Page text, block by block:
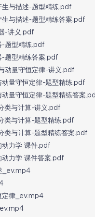
生与描述-题型精练.pdf
生与描述-题型精练答案.pdf
-讲义.pdf
-题型精练.pdf
-题型精练答案.pdf
动量守恒定律-讲义.pdf
动量守恒定律-题型精练.pdf
动量守恒定律-题型精练答案
类与计算-讲义.pdf
类与计算-题型精练.pdf
类与计算-题型精练答案.pdf
动力学 课件.pdf
动力学 课件答案.pdf
_ev.mp4
定律_ev.mp4